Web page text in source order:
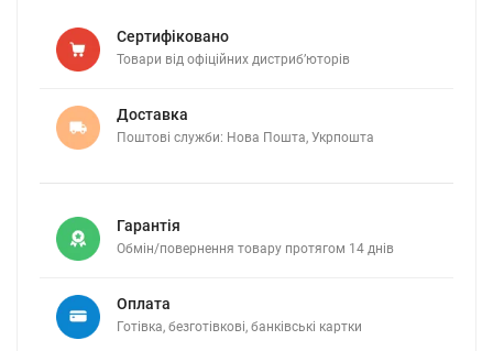
Сертифіковано
Товари від офіційних дистриб’юторів
Доставка
Поштові служби: Нова Пошта, Укрпошта
Гарантія
Обмін/повернення товару протягом 14 днів
Оплата
Готівка, безготівкові, банківські картки